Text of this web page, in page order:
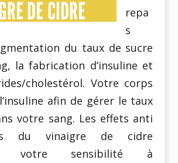
repa
s
du taux de sucre
la fabrication d’insuline et
cholestérol. Votre corps
afin de gérer le taux
votre sang. Les effets anti
du vinaigre de cidre
votre sensibilité à